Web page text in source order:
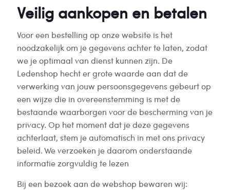
Veilig aankopen en betalen
Voor een bestelling op onze website is het
noodzakelijk om je gegevens achter te laten, zodat
we je optimaal van dienst kunnen zijn. De
Ledenshop hecht er grote waarde aan dat de
verwerking van jouw persoonsgegevens gebeurt op
een wijze die in overeenstemming is met de
bestaande waarborgen voor de bescherming van je
privacy. Op het moment dat je deze gegevens
achterlaat, stem je automatisch in met ons privacy
beleid. We verzoeken je daarom onderstaande
informatie zorgvuldig te lezen
Bij een bezoek aan de webshop bewaren wij: